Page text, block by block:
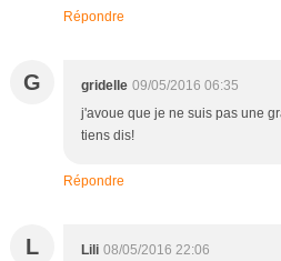
Répondre
G gridelle 09/05/2016 06:35
j'avoue que je ne suis pas une
tiens dis!
Répondre
L Lili 08/05/2016 22:06